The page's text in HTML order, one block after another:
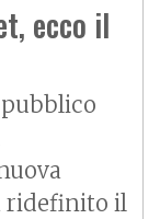
ecco il
ridefinito il